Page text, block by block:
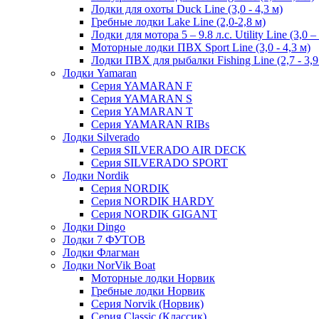
Лодки для охоты Duck Line (3,0 - 4,3 м)
Гребные лодки Lake Line (2,0-2,8 м)
Лодки для мотора 5 – 9.8 л.с. Utility Line (3,0
Моторные лодки ПВХ Sport Line (3,0 - 4,3 м)
Лодки ПВХ для рыбалки Fishing Line (2,7 -
Лодки Yamaran
Серия YAMARAN F
Серия YAMARAN S
Серия YAMARAN T
Серия YAMARAN RIBs
Лодки Silverado
Серия SILVERADO AIR DECK
Серия SILVERADO SPORT
Лодки Nordik
Серия NORDIK
Серия NORDIK HARDY
Серия NORDIK GIGANT
Лодки Dingo
Лодки 7 ФУТОВ
Лодки Флагман
Лодки NorVik Boat
Моторные лодки Норвик
Гребные лодки Норвик
Серия Norvik (Норвик)
Серия Classic (Классик)